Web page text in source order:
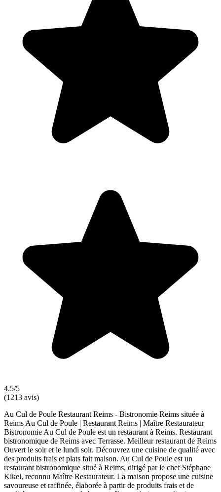
4.5/5
(1213 avis)
Au Cul de Poule Restaurant Reims - Bistronomie Reims située à
Reims Au Cul de Poule | Restaurant Reims | Maître Restaurateur
Bistronomie Au Cul de Poule est un restaurant à Reims. Restaurant
bistronomique de Reims avec Terrasse. Meilleur restaurant de Reims
Ouvert le soir et le lundi soir. Découvrez une cuisine de qualité avec
des produits frais et plats fait maison. Au Cul de Poule est un
restaurant bistronomique situé à Reims, dirigé par le chef Stéphane
Kikel, reconnu Maître Restaurateur. La maison propose une cuisine
savoureuse et raffinée, élaborée à partir de produits frais et de